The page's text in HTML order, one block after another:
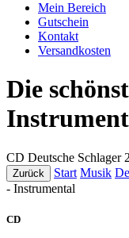
Mein Bereich
Gutschein
Kontakt
Versandkosten
Die
CD Deutsche Schlager
Zurück Start Musik
- Instrumental
CD